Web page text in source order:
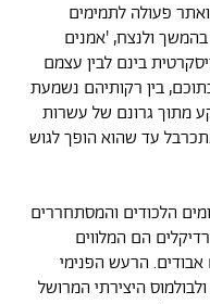
פעולה לתמימים
ולנצח, 'אמנים
בינם לבין עצמם
בין רקותיהם נשמעת
מתוך גרונם של עשרות
עד שהוא הופך לגוש
הלכודים והמסתחררים
הם המלווים
הרעש הפנימי
היצירתי המרושל